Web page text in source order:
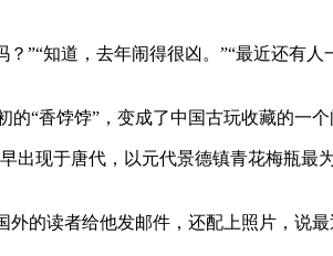
”“知道，去年闹得很凶。”“最近还有人
“香饽饽”，变成了中国古玩收藏的一个
现于唐代，以元代景德镇青花梅瓶最
的读者给他发邮件，还配上照片，说